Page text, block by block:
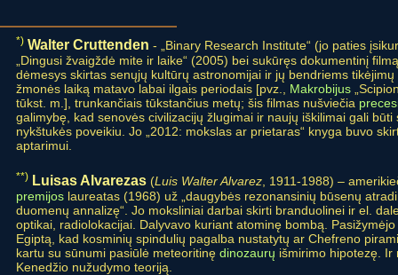
*) Walter Cruttenden - „Binary Research Institute“ (jo paties
„Dingusi žvaigždė mite ir laike“ (2005) bei sukūręs dokumentinį
dėmesys skirtas senųjų kultūrų astronomijai ir jų bendriems
žmonės laiką matavo labai ilgais periodais [pvz., Makrobijus
tūkst. m.], trunkančiais tūkstančius metų; šis filmas nušviečia
galimybę, kad senovės civilizacijų žlugimai ir naujų iškilimai gali
nykštukės poveikiu. Jo „2012: mokslas ar prietaras“ knyga buvo
aptarimui.
**) Luisas Alvarezas (Luis Walter Alvarez , 1911-1988) –
premijos laureatas (1968) už „daugybės rezonansinių būsenų
duomenų annalizę“. Jo moksliniai darbai skirti branduolinei ir el.
optikai, radiolokacijai. Dalyvavo kuriant atominę bombą.
Egiptą, kad kosminių spindulių pagalba nustatytų ar Chefreno
kartu su sūnumi pasiūlė meteoritinę dinozaurų išmirimo hipotezę. Ir
Kenedžio nužudymo teoriją.